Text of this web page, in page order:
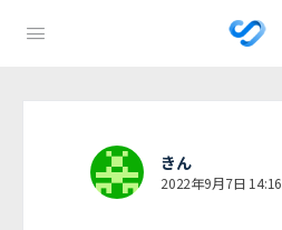
きん
2022年9月7日 14:16